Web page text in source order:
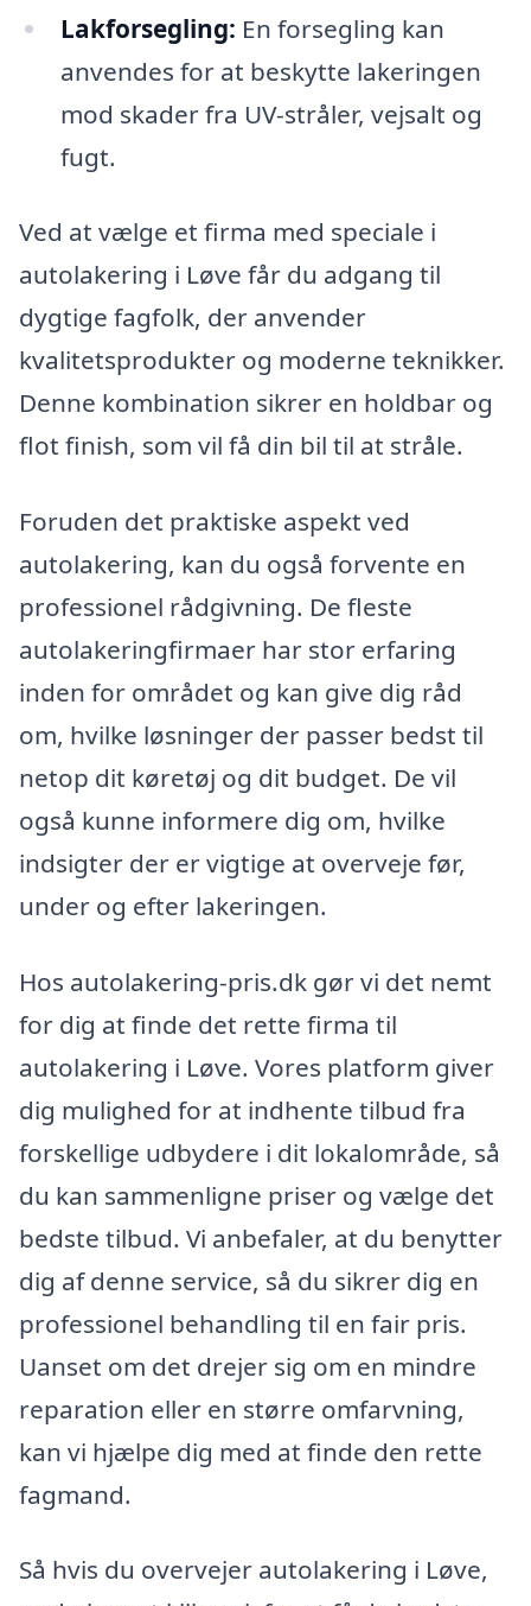
Lakforsegling: En forsegling kan
anvendes for at beskytte lakeringen
mod skader fra UV-stråler, vejsalt og
fugt.
Ved at vælge et firma med speciale i
autolakering i Løve får du adgang til
dygtige fagfolk, der anvender
kvalitetsprodukter og moderne teknikker.
Denne kombination sikrer en holdbar og
flot finish, som vil få din bil til at stråle.
Foruden det praktiske aspekt ved
autolakering, kan du også forvente en
professionel rådgivning. De fleste
autolakeringfirmaer har stor erfaring
inden for området og kan give dig råd
om, hvilke løsninger der passer bedst til
netop dit køretøj og dit budget. De vil
også kunne informere dig om, hvilke
indsigter der er vigtige at overveje før,
under og efter lakeringen.
Hos autolakering-pris.dk gør vi det nemt
for dig at finde det rette firma til
autolakering i Løve. Vores platform giver
dig mulighed for at indhente tilbud fra
forskellige udbydere i dit lokalområde, så
du kan sammenligne priser og vælge det
bedste tilbud. Vi anbefaler, at du benytter
dig af denne service, så du sikrer dig en
professionel behandling til en fair pris.
Uanset om det drejer sig om en mindre
reparation eller en større omfarvning,
kan vi hjælpe dig med at finde den rette
fagmand.
Så hvis du overvejer autolakering i Løve,